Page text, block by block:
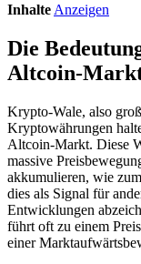
Inhalte Anzeigen
Die
Altcoin-
Krypto-Wale, also
Kryptowährungen
Altcoin-Markt. Diese
massive
akkumulieren, wie
dies als Signal für
Entwicklungen
führt oft zu einem
einer